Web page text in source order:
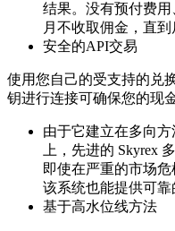
结果。没有预付费
月不收取佣金，直
安全的API交易
使用您自己的受支持的兑
钥进行连接可确保您的现
由于它建立在多向
上，先进的 Skyrex
即使在严重的市场危
该系统也能提供可靠
基于高水位线方法